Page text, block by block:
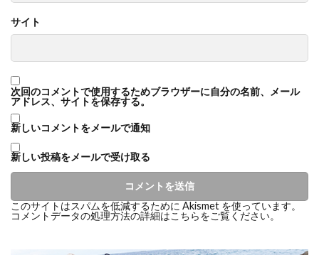
サイト
次回のコメントで使用するためブラウザーに自分の名前、メール
アドレス、サイトを保存する。
新しいコメントをメールで通知
新しい投稿をメールで受け取る
このサイトはスパムを低減するために Akismet を使っています。
コメントデータの処理方法の詳細はこちらをご覧ください。